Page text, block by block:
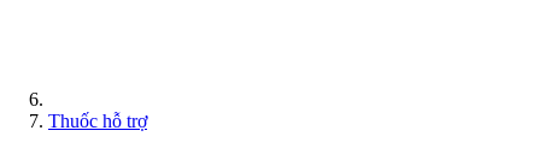
Thuốc hỗ trợ